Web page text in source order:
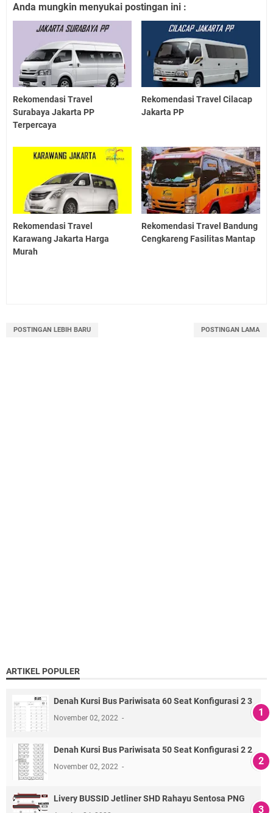
Anda mungkin menyukai postingan ini :
Rekomendasi Travel
Surabaya Jakarta PP
Terpercaya
Rekomendasi Travel Cilacap
Jakarta PP
Rekomendasi Travel
Karawang Jakarta Harga
Murah
Rekomendasi Travel Bandung
Cengkareng Fasilitas Mantap
POSTINGAN LEBIH BARU POSTINGAN LAMA
ARTIKEL POPULER
Denah Kursi Bus Pariwisata 60 Seat Konfigurasi 2 3
November 02, 2022
Denah Kursi Bus Pariwisata 50 Seat Konfigurasi 2 2
November 02, 2022
Livery BUSSID Jetliner SHD Rahayu Sentosa PNG